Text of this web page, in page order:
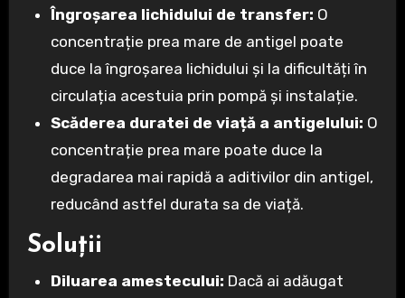
Îngroșarea lichidului de transfer: O
concentrație prea mare de antigel poate
duce la îngroșarea lichidului și la dificultăți în
circulația acestuia prin pompă și instalație.
Scăderea duratei de viață a antigelului: O
concentrație prea mare poate duce la
degradarea mai rapidă a aditivilor din antigel,
reducând astfel durata sa de viață.
Soluții
Diluarea amestecului: Dacă ai adăugat